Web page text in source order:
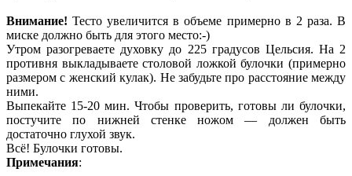
Внимание! Тесто увеличится в объеме примерно в 2 раза. В
миске должно быть для этого место:-)
Утром разогреваете духовку до 225 градусов Цельсия. На 2
противня выкладываете столовой ложкой булочки (примерно
размером с женский кулак). Не забудьте про расстояние между
ними.
Выпекайте 15-20 мин. Чтобы проверить, готовы ли булочки,
постучите по нижней стенке ножом — должен быть
достаточно глухой звук.
Всё! Булочки готовы.
Примечания: